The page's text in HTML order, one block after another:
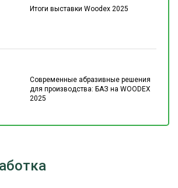
Итоги выставки Woodex 2025
Современные абразивные решения
для производства: БАЗ на WOODEX
2025